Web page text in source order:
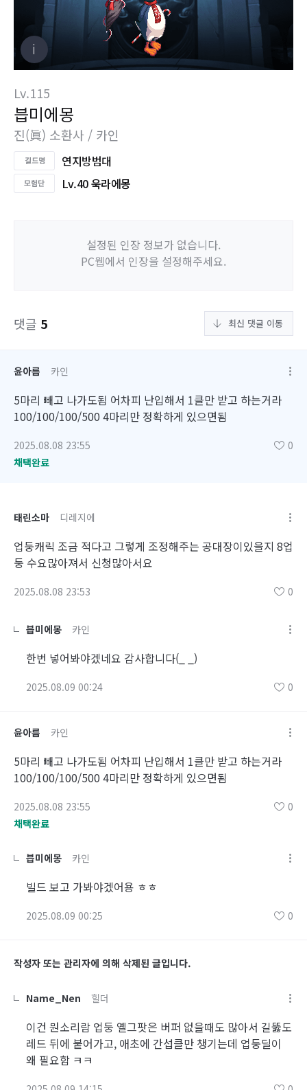
Lv.115
븝미에몽
진(眞) 소환사 / 카인
연지방범대
Lv.40 욱라에몽
설정된 인장 정보가 없습니다.
PC웹에서 인장을 설정해주세요.
댓글 5 최신 댓글 이동
윤아름 카인
5마리 빼고 나가도됨 어차피 난입해서 1클만 받고 하는거라
100/100/100/500 4마리만 정확하게 있으면됨
2025.08.08 23:55
0
채택완료
태린소마 디레지에
업둥캐릭 조금 적다고 그렇게 조정해주는 공대장이있을지 8업
둥 수요많아져서 신청많아서요
2025.08.08 23:53 0
븝미에몽 카인
한번 넣어봐야겠네요 감사합니다(_ _)
2025.08.09 00:24 0
윤아름 카인
5마리 빼고 나가도됨 어차피 난입해서 1클만 받고 하는거라
100/100/100/500 4마리만 정확하게 있으면됨
2025.08.08 23:55
0
채택완료
븝미에몽 카인
빌드 보고 가봐야겠어용 ㅎㅎ
2025.08.09 00:25 0
작성자 또는 관리자에 의해 삭제된 글입니다.
Name_Nen 힐더
이건 뭔소리람 업둥 옐그팟은 버퍼 없을때도 많아서 길뚫도
레드 뒤에 붙어가고, 애초에 간섭클만 챙기는데 업둥딜이
왜 필요함 ㅋㅋ